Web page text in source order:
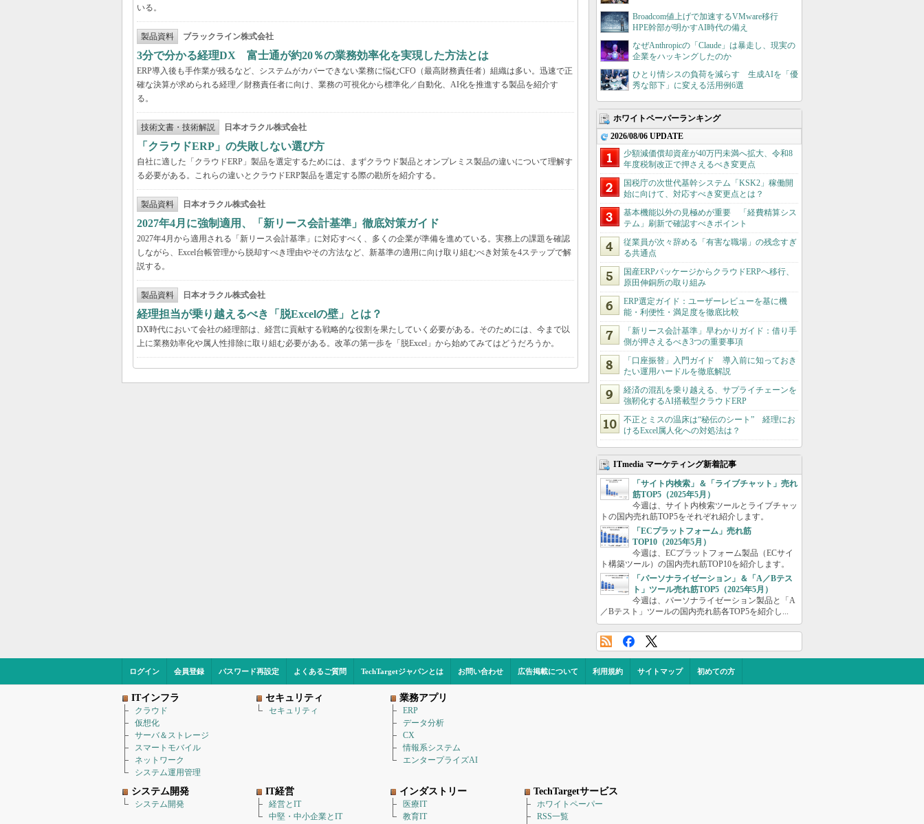
いる。
製品資料 ブラックライン株式会社
3分で分かる経理DX 富士通が約20％の業務効率化を実現した方法とは
ERP導入後も手作業が残るなど、システムがカバーできない業務に悩むCFO（最高財務責任者）組織は多い。迅速で正
確な決算が求められる経理／財務責任者に向け、業務の可視化から標準化／自動化、AI化を推進する製品を紹介す
る。
技術文書・技術解説 日本オラクル株式会社
「クラウドERP」の失敗しない選び方
自社に適した「クラウドERP」製品を選定するためには、まずクラウド製品とオンプレミス製品の違いについて理解す
る必要がある。これらの違いとクラウドERP製品を選定する際の勘所を紹介する。
製品資料 日本オラクル株式会社
2027年4月に強制適用、「新リース会計基準」徹底対策ガイド
2027年4月から適用される「新リース会計基準」に対応すべく、多くの企業が準備を進めている。実務上の課題を確認
しながら、Excel台帳管理から脱却すべき理由やその方法など、新基準の適用に向け取り組むべき対策を4ステップで解
説する。
製品資料 日本オラクル株式会社
経理担当が乗り越えるべき「脱Excelの壁」とは？
DX時代において会社の経理部は、経営に貢献する戦略的な役割を果たしていく必要がある。そのためには、今まで以
上に業務効率化や属人性排除に取り組む必要がある。改革の第一歩を「脱Excel」から始めてみてはどうだろうか。
Broadcom値上げで加速するVMware移行
HPE幹部が明かすAI時代の備え
なぜAnthropicの「Claude」は暴走し、現実の
企業をハッキングしたのか
ひとり情シスの負荷を減らす 生成AIを「優
秀な部下」に変える活用例6選
ホワイトペーパーランキング
2026/08/06 UPDATE
少額減価償却資産が40万円未満へ拡大、令和8
年度税制改正で押さえるべき変更点
国税庁の次世代基幹システム「KSK2」稼働開
始に向けて、対応すべき変更点とは？
基本機能以外の見極めが重要 「経費精算シス
テム」刷新で確認すべきポイント
従業員が次々辞める「有害な職場」の残念すぎ
る共通点
国産ERPパッケージからクラウドERPへ移行、
原田伸銅所の取り組み
ERP選定ガイド：ユーザーレビューを基に機
能・利便性・満足度を徹底比較
「新リース会計基準」早わかりガイド：借り手
側が押さえるべき3つの重要事項
「口座振替」入門ガイド 導入前に知っておき
たい運用ハードルを徹底解説
経済の混乱を乗り越える、サプライチェーンを
強靭化するAI搭載型クラウドERP
不正とミスの温床は“秘伝のシート” 経理にお
けるExcel属人化への対処法は？
ITmedia マーケティング新着記事
「サイト内検索」＆「ライブチャット」売れ
筋TOP5（2025年5月）
今週は、サイト内検索ツールとライブチャッ
トの国内売れ筋TOP5をそれぞれ紹介します。
「ECプラットフォーム」売れ筋
TOP10（2025年5月）
今週は、ECプラットフォーム製品（ECサイ
ト構築ツール）の国内売れ筋TOP10を紹介します。
「パーソナライゼーション」＆「A／Bテス
ト」ツール売れ筋TOP5（2025年5月）
今週は、パーソナライゼーション製品と「A
／Bテスト」ツールの国内売れ筋各TOP5を紹介し...
ログイン 会員登録 パスワード再設定 よくあるご質問 TechTargetジャパンとは お問い合わせ 広告掲載について 利用規約 サイトマップ 初めての方
ITインフラ
クラウド
仮想化
サーバ＆ストレージ
スマートモバイル
ネットワーク
システム運用管理
セキュリティ
セキュリティ
業務アプリ
ERP
データ分析
CX
情報系システム
エンタープライズAI
システム開発
システム開発
IT経営
経営とIT
中堅・中小企業とIT
インダストリー
医療IT
教育IT
TechTargetサービス
ホワイトペーパー
RSS一覧